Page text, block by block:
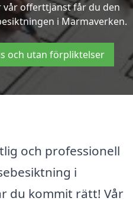
vår offerttjänst får du den
i Marmaverken.
och utan förpliktelser
och professionell
i
du kommit rätt! Vår